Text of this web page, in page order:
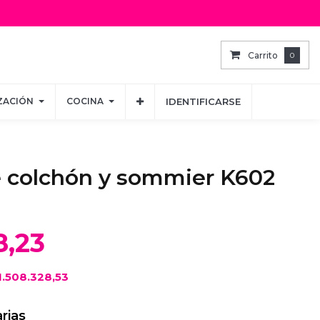
Carrito 0
COCINA IDENTIFICARSE
Carrito 0
COCINA IDENTIFICARSE
y sommier K602